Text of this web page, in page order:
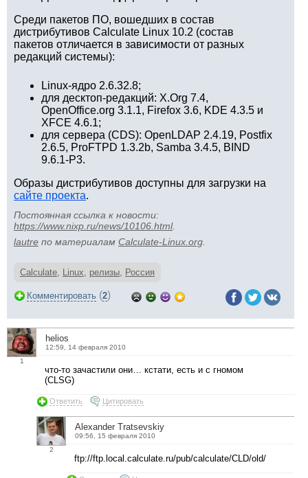
Среди пакетов ПО, вошедших в состав
дистрибутивов Calculate Linux 10.2 (состав
пакетов отличается в зависимости от разных
редакций системы):
Linux-ядро 2.6.32.8;
для десктоп-редакций: X.Org 7.4,
OpenOffice.org 3.1.1, Firefox 3.6, KDE 4.3.5 и
XFCE 4.6.1;
для сервера (CDS): OpenLDAP 2.4.19, Postfix
2.6.5, ProFTPD 1.3.2b, Samba 3.4.5, BIND
9.6.1-P3.
Образы дистрибутивов доступны для загрузки на
сайте проекта.
Постоянная ссылка к новости:
https://www.nixp.ru/news/10106.html.
lautre по материалам Calculate-Linux.org.
Calculate, Linux, релизы, Россия
Комментировать (2)
1
helios
12:59, 14 февраля 2010
что-то зачастили они… кстати, есть и с гномом
(CLSG)
Ответить Цитировать
2
Alexander Tratsevskiy
09:56, 15 февраля 2010
ftp://ftp.local.calculate.ru/pub/calculate/CLD/old/